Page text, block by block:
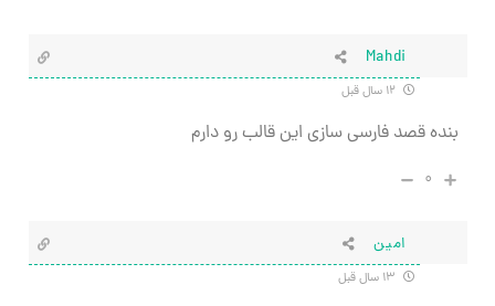
Mahdi
بنده قصد فارسی سازی این قالب رو دارم
۰
امین